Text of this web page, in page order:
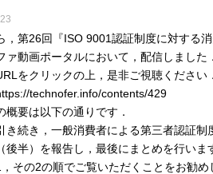
，第26回『ISO 9001認証制度に対する
ァ動画ポータルにおいて，配信しました．
をクリックの上，是非ご視聴ください．
technofer.info/contents/429
概要は以下の通りです．
き続き，一般消費者による第三者認証
後半）を報告し，最後にまとめを行い
その2の順でご覧いただくことをお勧め